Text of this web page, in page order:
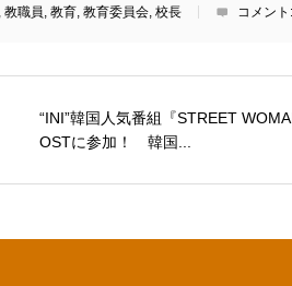
教職員, 教育, 教育委員会, 校長 コメント:
“INI”韓国人気番組『STREET
OSTに参加！ 韓国...